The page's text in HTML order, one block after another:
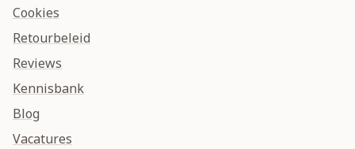
Cookies
Retourbeleid
Reviews
Kennisbank
Blog
Vacatures